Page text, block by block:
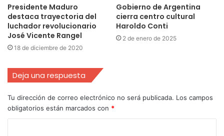
Presidente Maduro
destaca trayectoria del
luchador revolucionario
José Vicente Rangel
18 de diciembre de 2020
Gobierno de Argentina
cierra centro cultural
Haroldo Conti
2 de enero de 2025
Deja una respuesta
Tu dirección de correo electrónico no será publicada. Los campos
obligatorios están marcados con *